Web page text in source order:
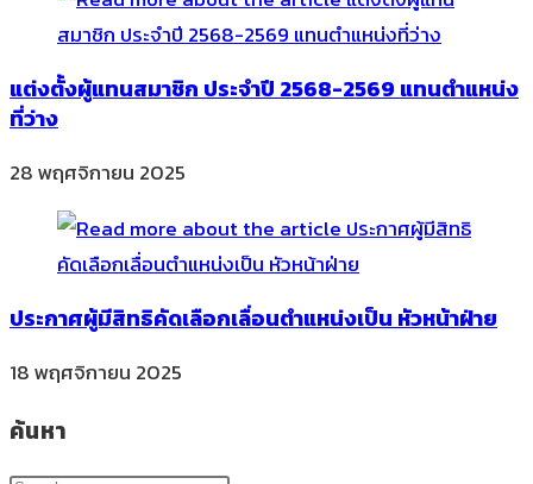
แต่งตั้งผู้แทนสมาชิก ประจำปี 2568-2569 แทนตำแหน่ง
ที่ว่าง
28 พฤศจิกายน 2025
ประกาศผู้มีสิทธิคัดเลือกเลื่อนตำแหน่งเป็น หัวหน้าฝ่าย
18 พฤศจิกายน 2025
ค้นหา